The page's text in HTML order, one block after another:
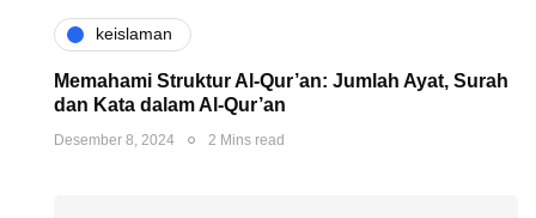
keislaman
Memahami Struktur Al-Qur’an: Jumlah Ayat, Surah
dan Kata dalam Al-Qur’an
Desember 8, 2024 2 Mins read